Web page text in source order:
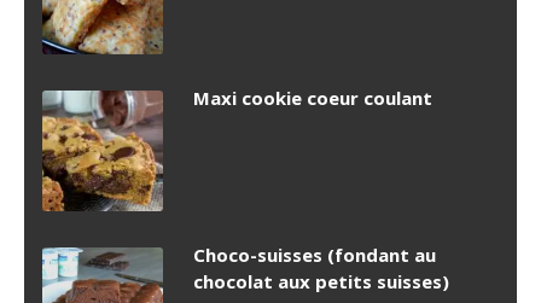
Maxi cookie coeur coulant
Choco-suisses (fondant au
chocolat aux petits suisses)